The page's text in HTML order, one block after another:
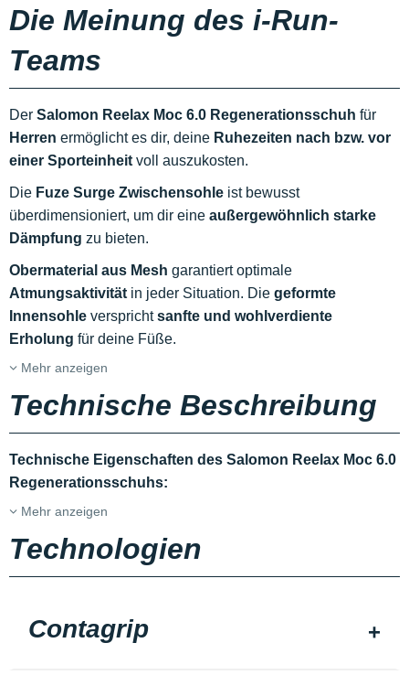
Die Meinung des i-Run-
Teams
Der Salomon Reelax Moc 6.0 Regenerationsschuh für
Herren ermöglicht es dir, deine Ruhezeiten nach bzw. vor
einer Sporteinheit voll auszukosten.
Die Fuze Surge Zwischensohle ist bewusst
überdimensioniert, um dir eine außergewöhnlich starke
Dämpfung zu bieten.
Obermaterial aus Mesh garantiert optimale
Atmungsaktivität in jeder Situation. Die geformte
Innensohle versprichtsanfte und wohlverdiente
Erholung für deine Füße.
Mehr anzeigen
Technische Beschreibung
Technische Eigenschaften des Salomon Reelax Moc 6.0
Regenerationsschuhs:
Mehr anzeigen
Technologien
Contagrip